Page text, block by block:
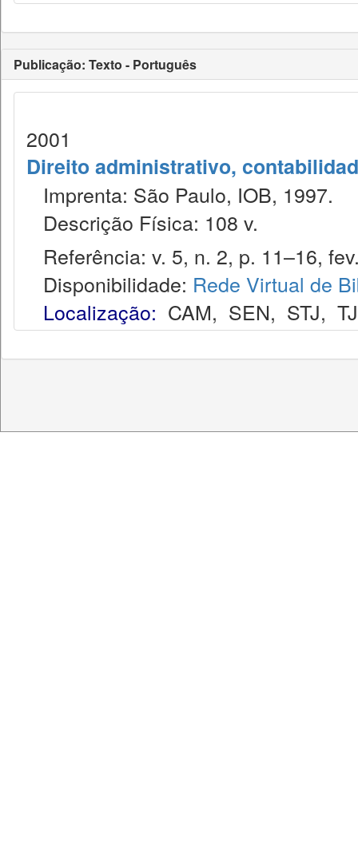
Publicação: Texto - Português
2001
Direito administrativo,
Imprenta: São Paulo, IOB, 1997.
Descrição Física: 108 v.
Referência: v. 5, n. 2, p. 11–16,
Disponibilidade: Rede Virtual de
Localização: CAM, SEN, STJ,